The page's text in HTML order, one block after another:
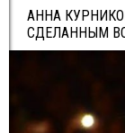
АННА
СДЕЛАННЫМ